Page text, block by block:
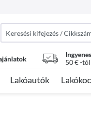
50 € -
Lakóautók